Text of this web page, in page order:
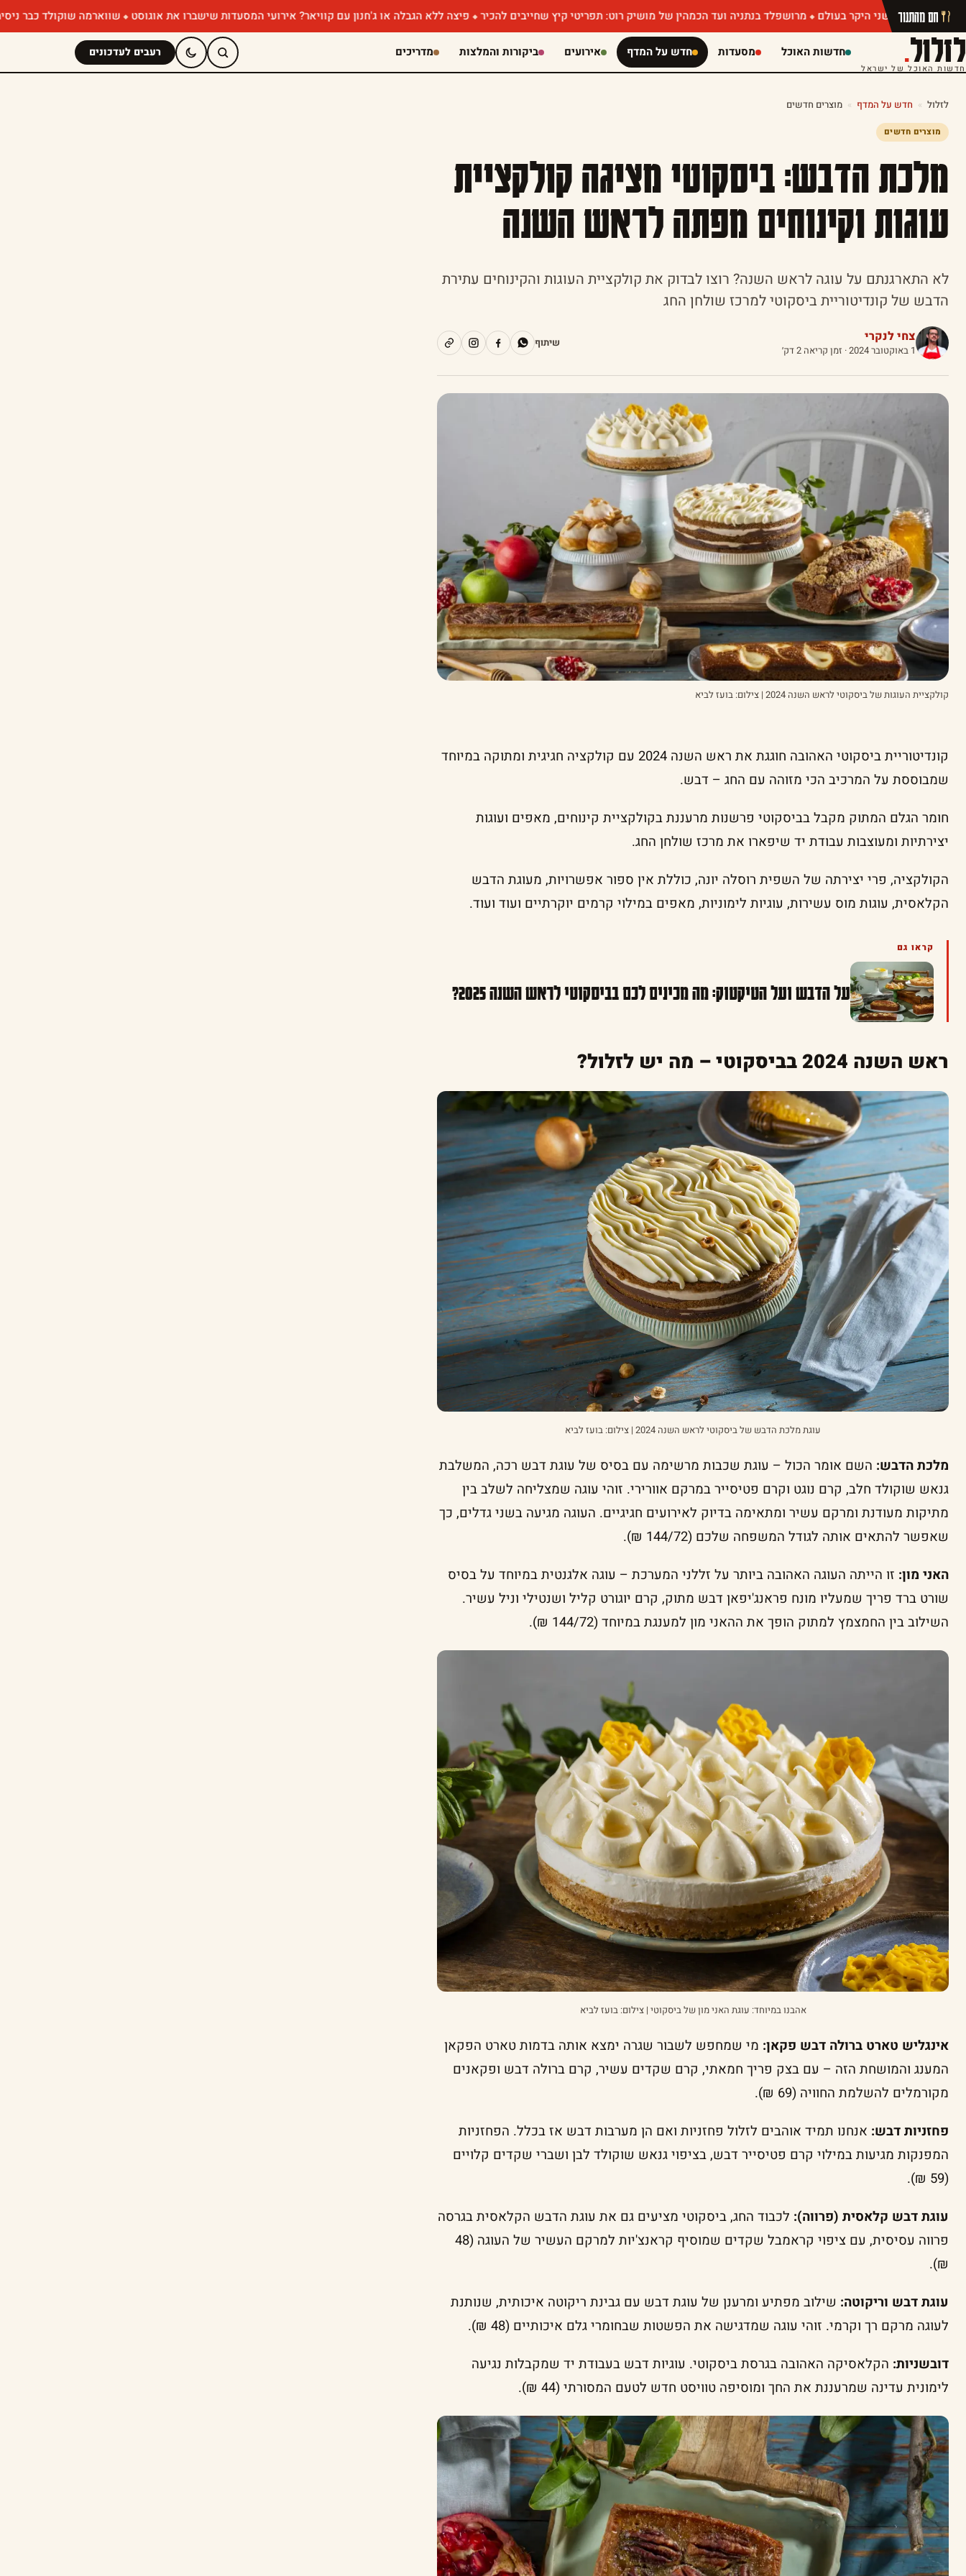
מרושפלד בנתניה ועד הכמהין של מושיק רוט: תפריטי קיץ שחייבים להכיר פיצה ללא הגבלה או ג'חנון עם קוויאר? אירועי המסעדות שישברו את אוגוסט שווארמה שוקולד כבר ניסיתם? הפופ-אפ הכי חם מהתנור
לזלול.
חדשות האוכל של ישראל
חדשות האוכל מסעדות חדש על המדף אירועים ביקורות והמלצות מדריכים רעבים לעדכונים
לזלול » חדש על המדף » מוצרים חדשים
מוצרים חדשים
מלכת הדבש: ביסקוטי מציגה קולקציית
עוגות וקינוחים מפתה לראש השנה
לא התארגנתם על עוגה לראש השנה? רוצו לבדוק את קולקציית העוגות והקינוחים עתירת
הדבש של קונדיטוריית ביסקוטי למרכז שולחן החג
צחי לנקרי
1 באוקטובר 2024 · זמן קריאה 2 דק׳
שיתוף
קולקציית העוגות של ביסקוטי לראש השנה 2024 | צילום: בועז לביא
קונדיטוריית ביסקוטי האהובה חוגגת את ראש השנה 2024 עם קולקציה חגיגית ומתוקה במיוחד
שמבוססת על המרכיב הכי מזוהה עם החג – דבש.
חומר הגלם המתוק מקבל בביסקוטי פרשנות מרעננת בקולקציית קינוחים, מאפים ועוגות
יצירתיות ומעוצבות עבודת יד שיפארו את מרכז שולחן החג.
הקולקציה, פרי יצירתה של השפית רוסלה יונה, כוללת אין ספור אפשרויות, מעוגת הדבש
הקלאסית, עוגות מוס עשירות, עוגיות לימוניות, מאפים במילוי קרמים יוקרתיים ועוד ועוד.
קראו גם
על הדבש ועל הטיקטוק: מה מכינים לכם בביסקוטי לראש השנה 2025?
ראש השנה 2024 בביסקוטי – מה יש לזלול?
עוגת מלכת הדבש של ביסקוטי לראש השנה 2024 | צילום: בועז לביא
מלכת הדבש: השם אומר הכול – עוגת שכבות מרשימה עם בסיס של עוגת דבש רכה, המשלבת
גנאש שוקולד חלב, קרם נוגט וקרם פטיסייר במרקם אוורירי. זוהי עוגה שמצליחה לשלב בין
מתיקות מעודנת ומרקם עשיר ומתאימה בדיוק לאירועים חגיגיים. העוגה מגיעה בשני גדלים, כך
שאפשר להתאים אותה לגודל המשפחה שלכם (144/72 ₪).
האני מון: זו הייתה העוגה האהובה ביותר על זללני המערכת – עוגה אלגנטית במיוחד על בסיס
שורט ברד פריך שמעליו מונח פראנג'יפאן דבש מתוק, קרם יוגורט קליל ושנטילי וניל עשיר.
השילוב בין החמצמץ למתוק הופך את ההאני מון למענגת במיוחד (144/72 ₪).
אהבנו במיוחד: עוגת האני מון של ביסקוטי | צילום: בועז לביא
אינגליש טארט ברולה דבש פקאן: מי שמחפש לשבור שגרה ימצא אותה בדמות טארט הפקאן
המענג והמושחת הזה – עם בצק פריך חמאתי, קרם שקדים עשיר, קרם ברולה דבש ופקאנים
מקורמלים להשלמת החוויה (69 ₪).
פחזניות דבש: אנחנו תמיד אוהבים לזלול פחזניות ואם הן מערבות דבש אז בכלל. הפחזניות
המפנקות מגיעות במילוי קרם פטיסייר דבש, בציפוי גנאש שוקולד לבן ושברי שקדים קלויים
(59 ₪).
עוגת דבש קלאסית (פרווה): לכבוד החג, ביסקוטי מציעים גם את עוגת הדבש הקלאסית בגרסה
פרווה עסיסית, עם ציפוי קראמבל שקדים שמוסיף קראנצ'יות למרקם העשיר של העוגה (48
₪).
עוגת דבש וריקוטה: שילוב מפתיע ומרענן של עוגת דבש עם גבינת ריקוטה איכותית, שנותנת
לעוגה מרקם רך וקרמי. זוהי עוגה שמדגישה את הפשטות שבחומרי גלם איכותיים (48 ₪).
דובשניות: הקלאסיקה האהובה בגרסת ביסקוטי. עוגיות דבש בעבודת יד שמקבלות נגיעה
לימונית עדינה שמרעננת את החך ומוסיפה טוויסט חדש לטעם המסורתי (44 ₪).